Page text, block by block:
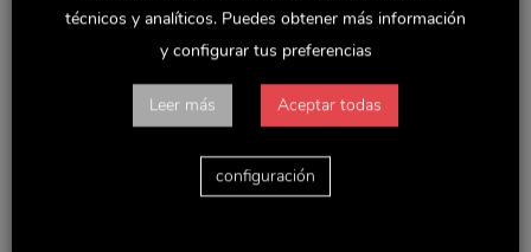
técnicos y analíticos. Puedes obtener más información
y configurar tus preferencias
Leer más Aceptar todas
configuración